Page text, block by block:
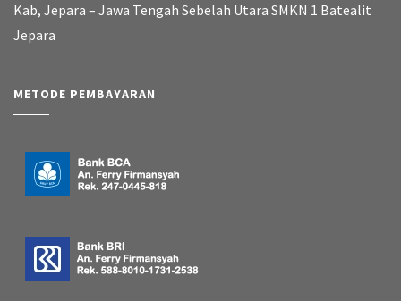
Kab, Jepara – Jawa Tengah Sebelah Utara SMKN 1 Batealit
Jepara
METODE PEMBAYARAN